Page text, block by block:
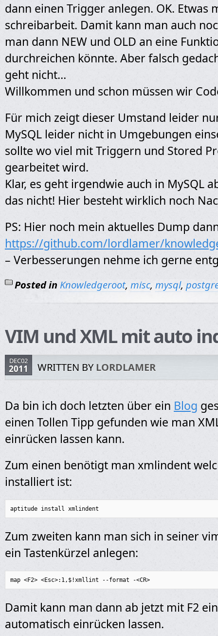
dann einen Trigger anlegen. OK. Etwas
schreibarbeit. Damit kann man auch
man dann NEW und OLD an eine
durchreichen könnte. Aber falsch
geht nicht…
Willkommen und schon müssen wir
Für mich zeigt dieser Umstand leider
MySQL leider nicht in Umgebungen
sollte wo viel mit Triggern und Stored
gearbeitet wird.
Klar, es geht irgendwie auch in MySQL
das nicht! Hier besteht wirklich noch
PS: Hier noch mein aktuelles Dump
https://github.com/lordlamer/
– Verbesserungen nehme ich gerne
Posted in Knowledgeroot, misc, mysql,
VIM und XML mit auto
DEC02
2011 WRITTEN BYLORDLAMER
Da bin ich doch letzten über ein Blog
einen Tollen Tipp gefunden wie man
einrücken lassen kann.
Zum einen benötigt man xmlindent
installiert ist:
aptitude install xmlindent
Zum zweiten kann man sich in seiner
ein Tastenkürzel anlegen:
map <F2> <Esc>:1,$!xmllint --format -<CR>
Damit kann man dann ab jetzt mit F2
automatisch einrücken lassen.